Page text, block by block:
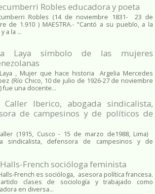
Robles educadora y poeta
Robles (14 de noviembre 1831- 23 de
de 1.910 ) MAESTRA.- "Cantó a su pueblo, a la
a la ...
Laya símbolo de las mujeres
, Mujer que hace historia Argelia Mercedes
(Río Chico, 10 de julio de 1926-27 de noviembre
fue una docente...
Caller Iberico, abogada sindicalista,
de campesinos y de políticos de
(1915, Cusco - 15 de marzo de1988, Lima)
sindicalista, defensora de campesinos y de
French socióloga feminista
French es socióloga, asesora política francesa.
clases de sociología y trabajado como
en diversa...